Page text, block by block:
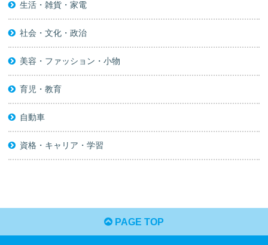
生活・雑貨・家電
社会・文化・政治
美容・ファッション・小物
育児・教育
自動車
資格・キャリア・学習
PAGE TOP